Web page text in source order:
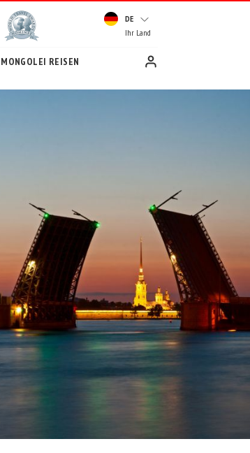
DE
Ihr Land
MONGOLEI REISEN